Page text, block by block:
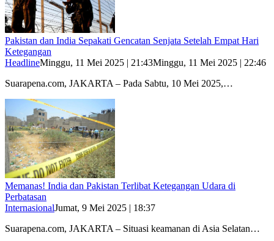
Pakistan dan India Sepakati Gencatan Senjata Setelah Empat Hari
Ketegangan
HeadlineMinggu, 11 Mei 2025 | 21:43Minggu, 11 Mei 2025 | 22:46
Suarapena.com, JAKARTA – Pada Sabtu, 10 Mei 2025,…
Memanas! India dan Pakistan Terlibat Ketegangan Udara di
Perbatasan
InternasionalJumat, 9 Mei 2025 | 18:37
Suarapena.com, JAKARTA – Situasi keamanan di Asia Selatan…